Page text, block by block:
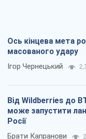
Ось кінцева мета
масованого удару
Ігор Чернецький
Від Wildberries до
може запустити
Росії
Брати Капранови